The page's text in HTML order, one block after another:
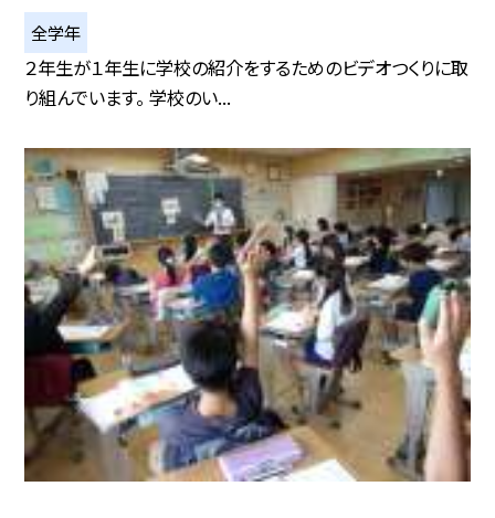
全学年
２年生が１年生に学校の紹介をするためのビデオつくりに取
り組んでいます。 学校のい...